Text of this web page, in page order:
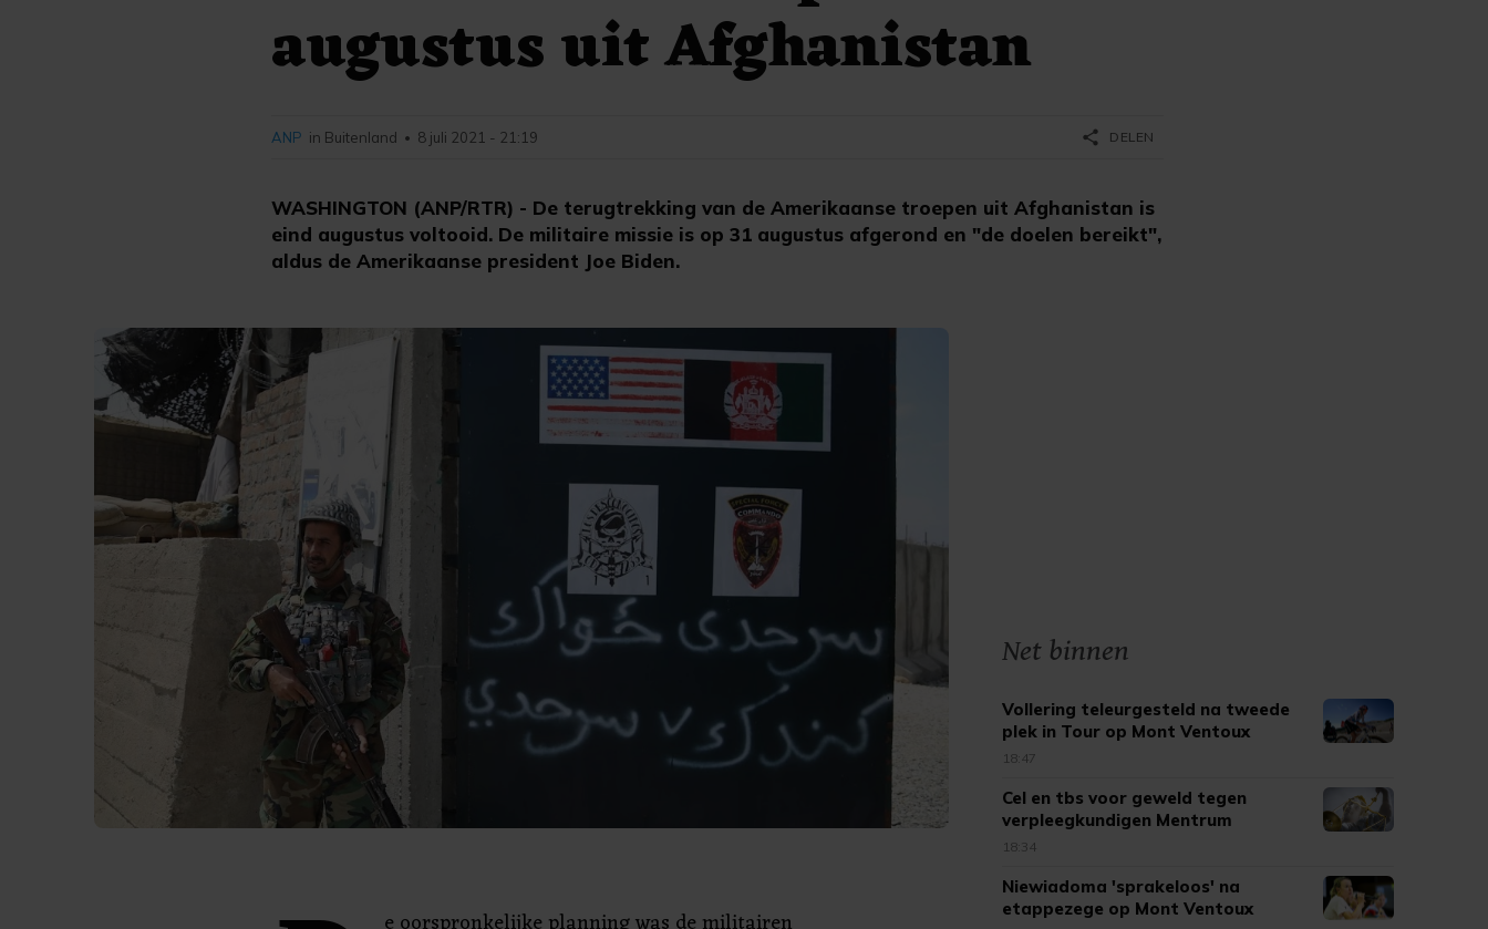
augustus uit Afghanistan
WASHINGTON (ANP/RTR) - De terugtrekking van de Amerikaanse troepen uit Afghanistan is
eind augustus voltooid. De militaire missie is op 31 augustus afgerond en "de doelen bereikt",
aldus de Amerikaanse president Joe Biden.
ANP in Buitenland • 8 juli 2021 - 21:19 share DELEN
Net binnen
Vollering teleurgesteld na tweede
plek in Tour op Mont Ventoux
18:47
Cel en tbs voor geweld tegen
verpleegkundigen Mentrum
18:34
Niewiadoma 'sprakeloos' na
etappezege op Mont Ventoux